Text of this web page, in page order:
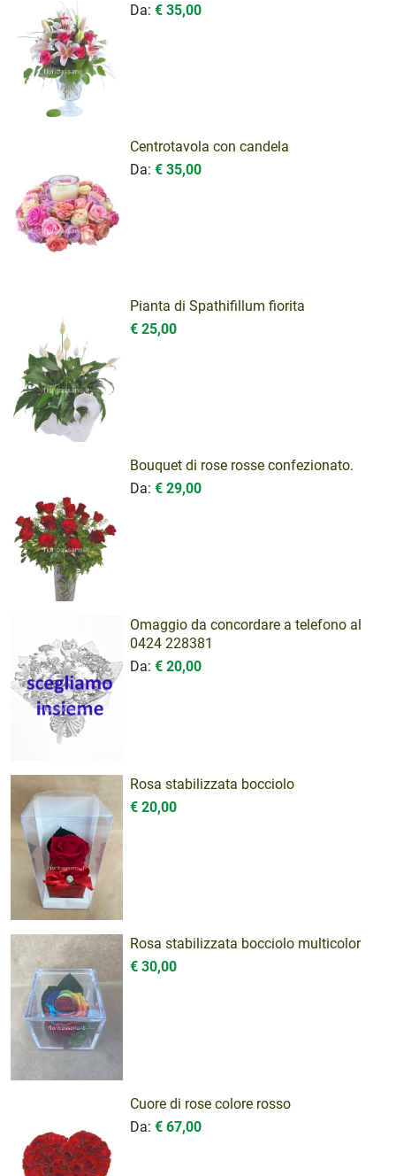
Da:€ 35,00
Centrotavola con candela
Da:€ 35,00
Pianta di Spathifillum fiorita
€ 25,00
Bouquet di rose rosse confezionato.
Da:€ 29,00
Omaggio da concordare a telefono al
0424 228381
Da:€ 20,00
Rosa stabilizzata bocciolo
€ 20,00
Rosa stabilizzata bocciolo multicolor
€ 30,00
Cuore di rose colore rosso
Da:€ 67,00